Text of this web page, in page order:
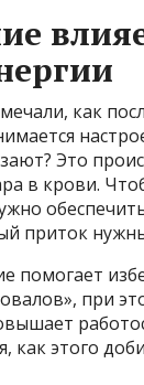
как
Это
в крови.
приток
помогает
при
как этого